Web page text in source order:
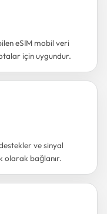
eSIM mobil veri
için uygundur.
ve sinyal
olarak bağlanır.